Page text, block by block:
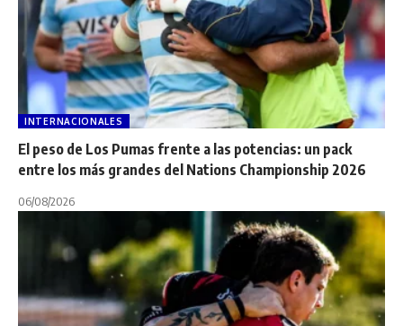
INTERNACIONALES
El peso de Los Pumas frente a las potencias: un pack
entre los más grandes del Nations Championship 2026
06/08/2026